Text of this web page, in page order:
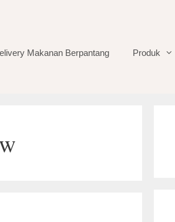
Makanan Berpantang Produk